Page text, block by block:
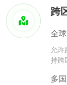
跨
全
允
持跨
多